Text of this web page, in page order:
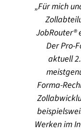
Für mich
JobRouter®
Der Pro-
aktuell
Forma-
Werken im